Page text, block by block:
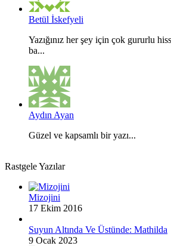
Betül İskefyeli
Yazığınız her şey için çok gururlu
ba...
Aydın Ayan
Güzel ve kapsamlı bir yazı...
Rastgele Yazılar
Mizojini
17 Ekim 2016
Suyun Altında Ve Üstünde: Mathilda
9 Ocak 2023